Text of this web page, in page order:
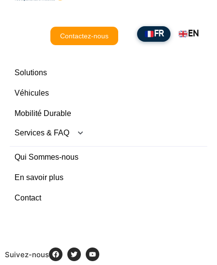
Contactez-nous FR EN
Solutions
Véhicules
Mobilité Durable
Services & FAQ
Qui Sommes-nous
En savoir plus
Contact
Suivez-nous